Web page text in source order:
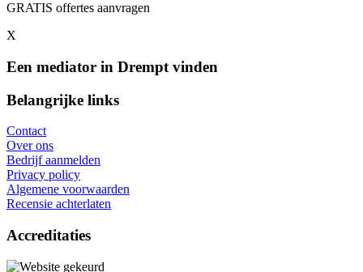
GRATIS offertes aanvragen
X
Een mediator in Drempt vinden
Belangrijke links
Contact
Over ons
Bedrijf aanmelden
Privacy policy
Algemene voorwaarden
Recensie achterlaten
Accreditaties